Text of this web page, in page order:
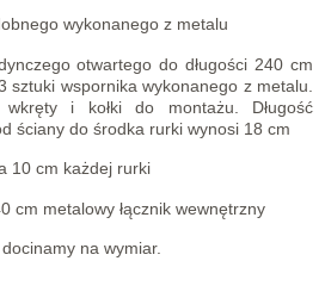
wykonanego z metalu
otwartego do długości 240 cm
sztuki wspornika wykonanego z metalu.
wkręty i kołki do montażu. Długość
ściany do środka rurki wynosi 18 cm
10 cm każdej rurki
cm metalowy łącznik wewnętrzny
na wymiar.